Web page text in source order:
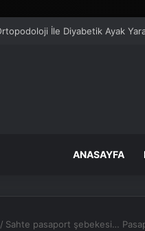
Gizemli Sınırları ve Ötesi :
ANASAYFA
/ Sahte pasaport şebekesi…